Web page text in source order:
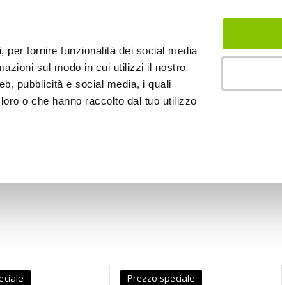
per fornire funzionalità dei social media
sul modo in cui utilizzi il nostro
pubblicità e social media, i quali
o che hanno raccolto dal tuo utilizzo
CONTATTACI
Prezzo speciale